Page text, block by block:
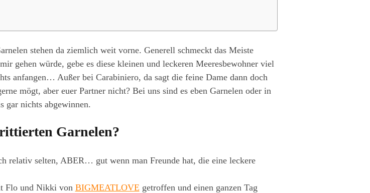
stehen da ziemlich weit vorne. Generell schmeckt das Meiste
gehen würde, gebe es diese kleinen und leckeren Meeresbewohner viel
anfangen… Außer bei Carabiniero, da sagt die feine Dame dann doch
mögt, aber euer Partner nicht? Bei uns sind es eben Garnelen oder in
gar nichts abgewinnen.
Garnelen?
relativ selten, ABER… gut wenn man Freunde hat, die eine leckere
Flo und Nikki von BIGMEATLOVE getroffen und einen ganzen Tag